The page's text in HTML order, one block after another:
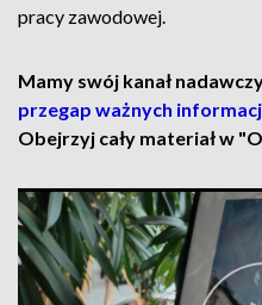
pracy zawodowej.
Mamy swój kanał
przegap ważnych
Obejrzyj cały materiał w